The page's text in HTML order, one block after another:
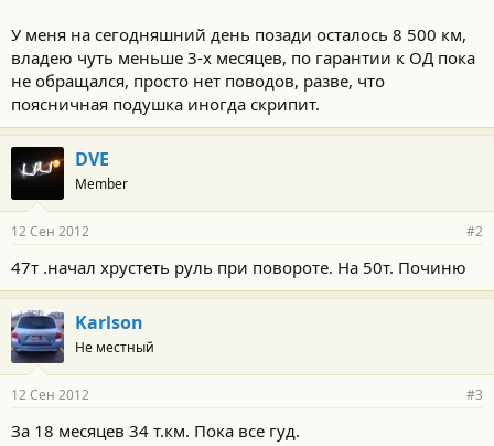
У меня на сегодняшний день позади осталось 8 500 км,
владею чуть меньше 3-х месяцев, по гарантии к ОД пока
не обращался, просто нет поводов, разве, что
поясничная подушка иногда скрипит.
DVE
Member
12 Сен 2012 #2
47т .начал хрустеть руль при повороте. На 50т. Починю
Karlson
Не местный
12 Сен 2012 #3
За 18 месяцев 34 т.км. Пока все гуд.